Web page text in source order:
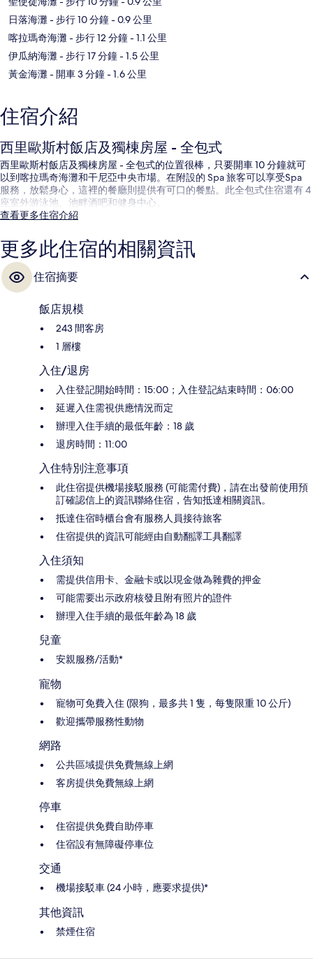
日落海灘- 步行 10 分鐘- 0.9 公里
喀拉瑪奇海灘- 步行 12 分鐘- 1.1 公里
伊瓜納海灘- 步行 17 分鐘- 1.5 公里
黃金海灘- 開車 3 分鐘- 1.6 公里
住宿介紹
西里歐斯村飯店及獨棟房屋 - 全包式
西里歐斯村飯店及獨棟房屋 - 全包式的位置很棒，只要開車 10 分鐘就可
以到喀拉瑪奇海灘和干尼亞中央市場。在附設的 Spa 旅客可以享受Spa
服務，放鬆身心，這裡的餐廳則提供有可口的餐點。此全包式住宿還有 4
座室外游泳池、池畔酒吧和健身中心。
查看更多住宿介紹
更多此住宿的相關資訊
住宿摘要
飯店規模
243 間客房
1 層樓
入住/退房
入住登記開始時間：15:00；入住登記結束時間：06:00
延遲入住需視供應情況而定
辦理入住手續的最低年齡：18 歲
退房時間：11:00
入住特別注意事項
此住宿提供機場接駁服務 (可能需付費)，請在出發前使用預
訂確認信上的資訊聯絡住宿，告知抵達相關資訊。
抵達住宿時櫃台會有服務人員接待旅客
住宿提供的資訊可能經由自動翻譯工具翻譯
入住須知
需提供信用卡、金融卡或以現金做為雜費的押金
可能需要出示政府核發且附有照片的證件
辦理入住手續的最低年齡為 18 歲
兒童
安親服務/活動*
寵物
寵物可免費入住 (限狗，最多共 1 隻，每隻限重 10 公斤)
歡迎攜帶服務性動物
網路
公共區域提供免費無線上網
客房提供免費無線上網
停車
住宿提供免費自助停車
住宿設有無障礙停車位
交通
機場接駁車 (24 小時，應要求提供)*
其他資訊
禁煙住宿